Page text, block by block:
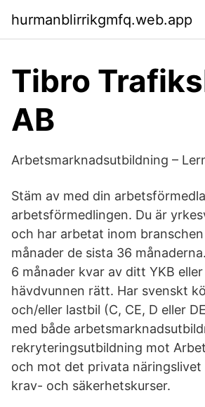
hurmanblirrikgmfq.web.app
Tibro
AB
Arbetsmarknadsutbildning –
Stäm av med din
arbetsförmedlingen. Du är
och har arbetat inom
månader de sista 36
6 månader kvar av ditt YKB
hävdvunnen rätt. Har svenskt
och/eller lastbil (C, CE, D eller
med både
rekryteringsutbildning mot
och mot det privata näringslivet
krav- och säkerhetskurser.